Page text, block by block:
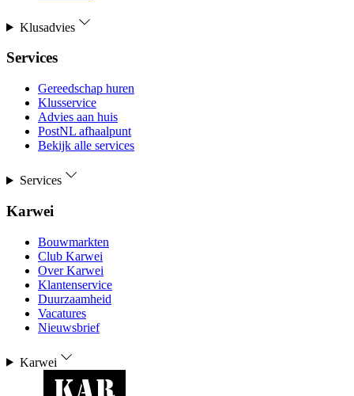
Klusadvies
Services
Gereedschap huren
Klusservice
Advies aan huis
PostNL afhaalpunt
Bekijk alle services
Services
Karwei
Bouwmarkten
Club Karwei
Over Karwei
Klantenservice
Duurzaamheid
Vacatures
Nieuwsbrief
Karwei